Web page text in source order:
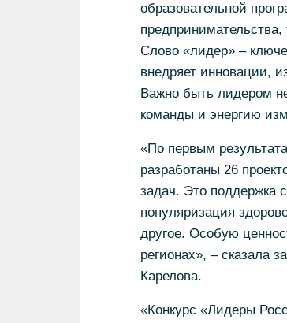
образовательной
Слово «лидер» –
внедряет инновации,
Важно быть лидером
команды и энергию
«По первым
разработаны 26
задач. Это поддержка
популяризация
другое. Особую
регионах», – сказала
Карелова.
«Конкурс «Лидеры